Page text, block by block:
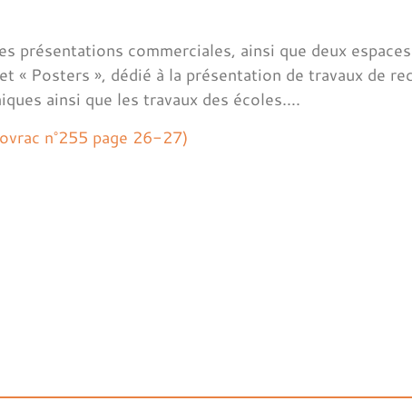
présentations commerciales, ainsi que deux
« Posters », dédié à la présentation de travaux de
ainsi que les travaux des écoles….
n°255 page 26-27)